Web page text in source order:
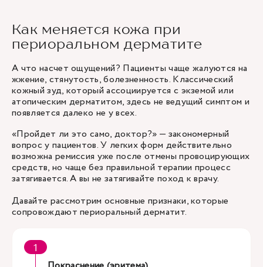
Как меняется кожа при
периоральном дерматите
А что насчет ощущений? Пациенты чаще жалуются на
жжение, стянутость, болезненность. Классический
кожный зуд, который ассоциируется с экземой или
атопическим дерматитом, здесь не ведущий симптом и
появляется далеко не у всех.
«Пройдет ли это само, доктор?» — закономерный
вопрос у пациентов. У легких форм действительно
возможна ремиссия уже после отмены провоцирующих
средств, но чаще без правильной терапии процесс
затягивается. А вы не затягивайте поход к врачу.
Давайте рассмотрим основные признаки, которые
сопровождают периоральный дерматит.